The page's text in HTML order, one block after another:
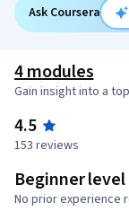
Ask Coursera
4 modules
Gain insight into a
4.5
153 reviews
Beginner level
No prior experience